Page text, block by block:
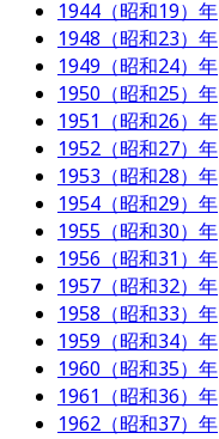
1944（昭和19）年
1948（昭和23）年
1949（昭和24）年
1950（昭和25）年
1951（昭和26）年
1952（昭和27）年
1953（昭和28）年
1954（昭和29）年
1955（昭和30）年
1956（昭和31）年
1957（昭和32）年
1958（昭和33）年
1959（昭和34）年
1960（昭和35）年
1961（昭和36）年
1962（昭和37）年